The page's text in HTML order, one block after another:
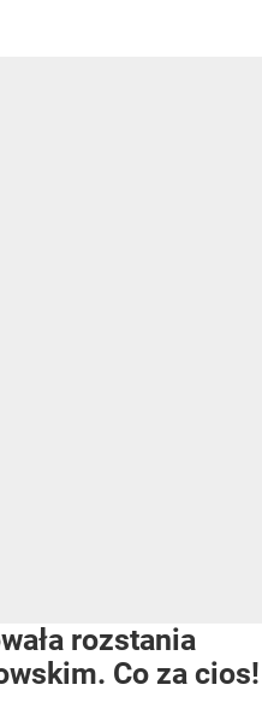
rozstania
Co za cios!